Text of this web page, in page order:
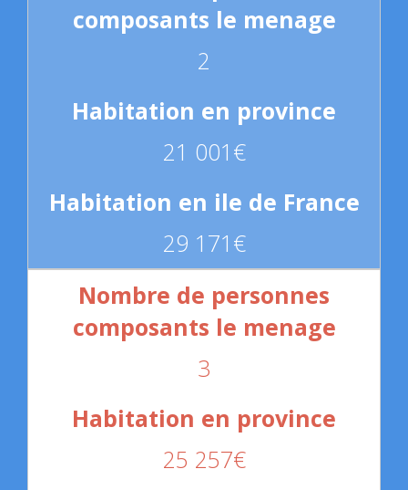
2
21 001€
29 171€
3
25 257€